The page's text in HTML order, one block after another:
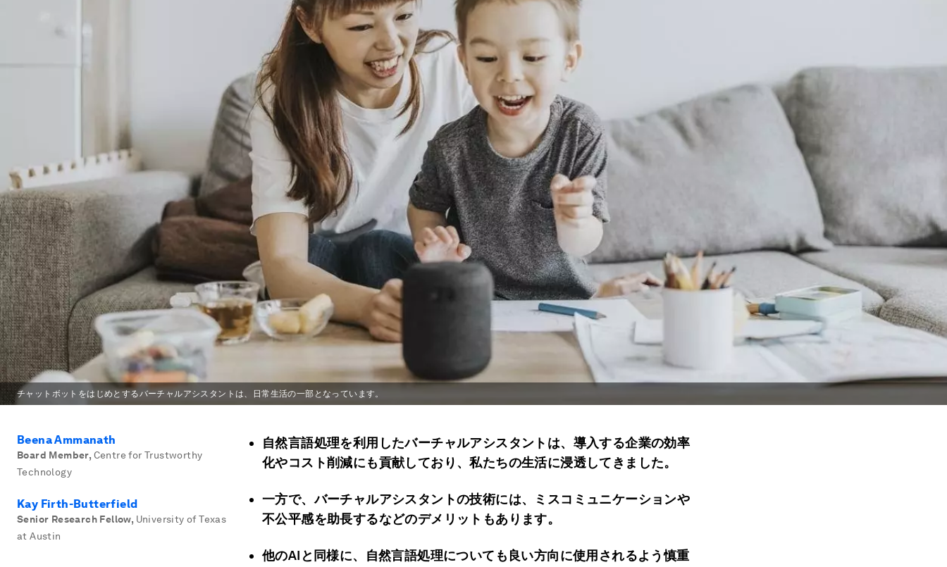
チャットボットをはじめとするバーチャルアシスタントは、日常生活の一部となっています。
Beena Ammanath
Board Member, Centre for Trustworthy
Technology
Kay Firth-Butterfield
Senior Research Fellow, University of Texas
at Austin
自然言語処理を利用したバーチャルアシスタントは、導入する企業の効率
化やコスト削減にも貢献しており、私たちの生活に浸透してきました。
一方で、バーチャルアシスタントの技術には、ミスコミュニケーションや
不公平感を助長するなどのデメリットもあります。
他のAIと同様に、自然言語処理についても良い方向に使用されるよう慎重